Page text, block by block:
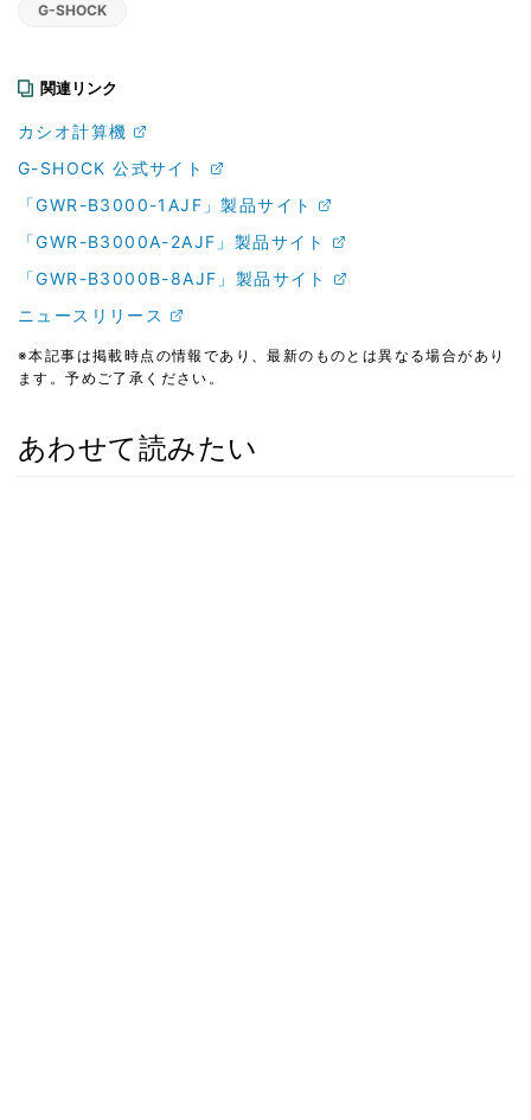
G-SHOCK
関連リンク
カシオ計算機
G-SHOCK 公式サイト
「GWR-B3000-1AJF」製品サイト
「GWR-B3000A-2AJF」製品サイト
「GWR-B3000B-8AJF」製品サイト
ニュースリリース
※本記事は掲載時点の情報であり、最新のものとは異なる場合があり
ます。予めご了承ください。
あわせて読みたい